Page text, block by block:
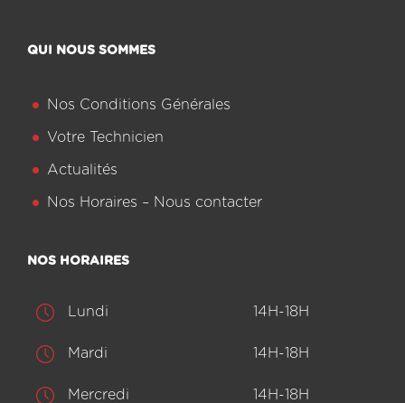
QUI NOUS SOMMES
Nos Conditions Générales
Votre Technicien
Actualités
Nos Horaires – Nous contacter
NOS HORAIRES
Lundi 14H-18H
Mardi 14H-18H
Mercredi 14H-18H